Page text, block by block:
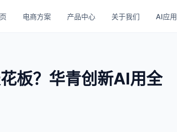
电商方案 产品中心 关于我们 AI应用
板？华青创新AI用全